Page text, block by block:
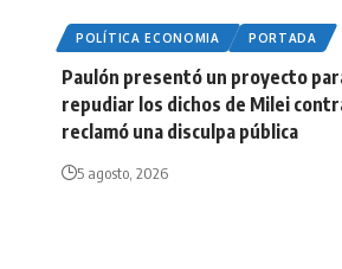
POLÍTICA ECONOMIA PORTADA
Paulón presentó un proyecto
repudiar los dichos de Milei
reclamó una disculpa pública
5 agosto, 2026